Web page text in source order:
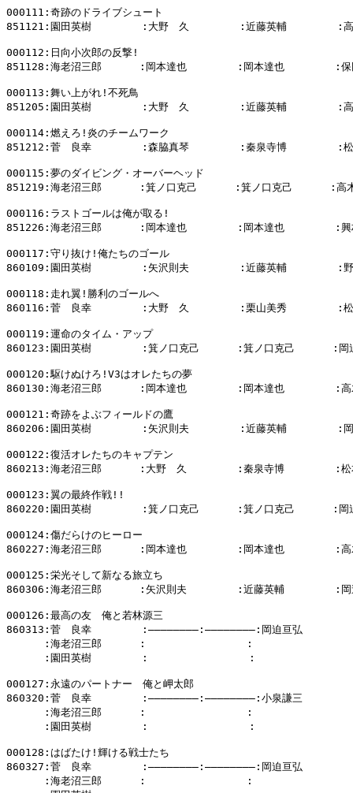
000111:奇跡のドライブシュート
851121:園田英樹        :大野　久        :近藤英輔        :高
000112:日向小次郎の反撃!
851128:海老沼三郎      :岡本達也        :岡本達也        :保
000113:舞い上がれ!不死鳥
851205:園田英樹        :大野　久        :近藤英輔        :高
000114:燃えろ!炎のチームワーク
851212:菅　良幸        :森脇真琴        :秦泉寺博        :松
000115:夢のダイビング・オーバーヘッド
851219:海老沼三郎      :箕ノ口克己      :箕ノ口克己      :高
000116:ラストゴールは俺が取る!
851226:海老沼三郎      :岡本達也        :岡本達也        :興
000117:守り抜け!俺たちのゴール
860109:園田英樹        :矢沢則夫        :近藤英輔        :野
000118:走れ翼!勝利のゴールへ
860116:菅　良幸        :大野　久        :栗山美秀        :松
000119:運命のタイム・アップ
860123:園田英樹        :箕ノ口克己      :箕ノ口克己      :岡
000120:駆けぬけろ!V3はオレたちの夢
860130:海老沼三郎      :岡本達也        :岡本達也        :高
000121:奇跡をよぶフィールドの鷹
860206:園田英樹        :矢沢則夫        :近藤英輔        :岡
000122:復活オレたちのキャプテン
860213:海老沼三郎      :大野　久        :秦泉寺博        :松
000123:翼の最終作戦!!
860220:園田英樹        :箕ノ口克己      :箕ノ口克己      :岡
000124:傷だらけのヒーロー
860227:海老沼三郎      :岡本達也        :岡本達也        :高
000125:栄光そして新なる旅立ち
860306:海老沼三郎      :矢沢則夫        :近藤英輔        :岡
000126:最高の友　俺と若林源三
860313:菅　良幸        :――――――――:――――――――:岡迫亘弘
:海老沼三郎      :                :
:園田英樹        :                :
000127:永遠のパートナー　俺と岬太郎
860320:菅　良幸        :――――――――:――――――――:小泉謙三
:海老沼三郎      :                :
:園田英樹        :                :
000128:はばたけ!輝ける戦士たち
860327:菅　良幸        :――――――――:――――――――:岡迫亘弘
:海老沼三郎      :                :